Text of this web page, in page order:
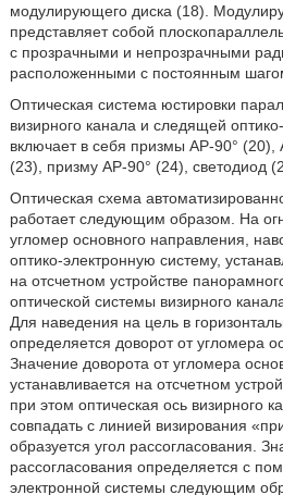
модулирующего диска (18).
представляет собой
с прозрачными и непрозрачными
расположенными с постоянным
Оптическая система юстировки
визирного канала и следящей
включает в себя призмы АР-90° (20),
(23), призму АР-90° (24), светодиод
Оптическая схема
работает следующим образом. На
угломер основного направления,
оптико-электронную систему,
на отсчетном устройстве
оптической системы визирного
Для наведения на цель в
определяется доворот от угломера
Значение доворота от угломера
устанавливается на отсчетном
при этом оптическая ось визирного
совпадать с линией визирования
образуется угол рассогласования.
рассогласования определяется с
электронной системы следующим